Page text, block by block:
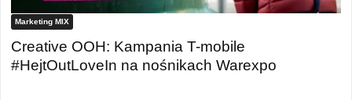
Marketing MIX
Creative OOH: Kampania T-mobile
#HejtOutLoveIn na nośnikach Warexpo